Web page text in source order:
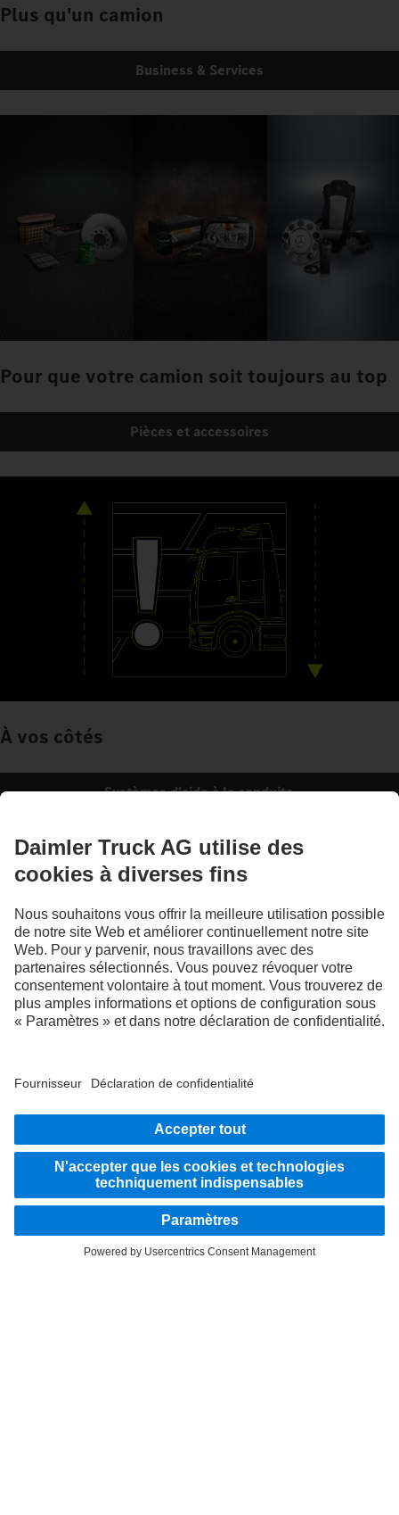
Plus qu'un camion
Business & Services
Pour que votre camion soit toujours au top
Pièces et accessoires
À vos côtés
Systèmes d'aide à la conduite
Les illustrations et les textes peuvent présenter des accessoires ou des options non
compris dans la composition de la fourniture de série. Les illustrations présentées
ne sont fournies qu'à titre d'exemple et ne sauraient correspondre obligatoirement à
l'état réel des véhicules d'origine. L'apparence des véhicules d'origine peut différer
de ces illustrations. Sous réserve de modifications. Les illustrations et les textes
peuvent également contenir des modèles, des prestations d'assistance, des services
et des produits qui ne sont pas proposés dans certains pays.
diversité, l'ouverture d'esprit et le respect font partie des convictions fondamentales
RESTEZ EN CONTACT.